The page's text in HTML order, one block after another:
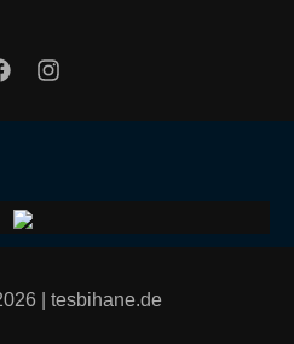
| tesbihane.de